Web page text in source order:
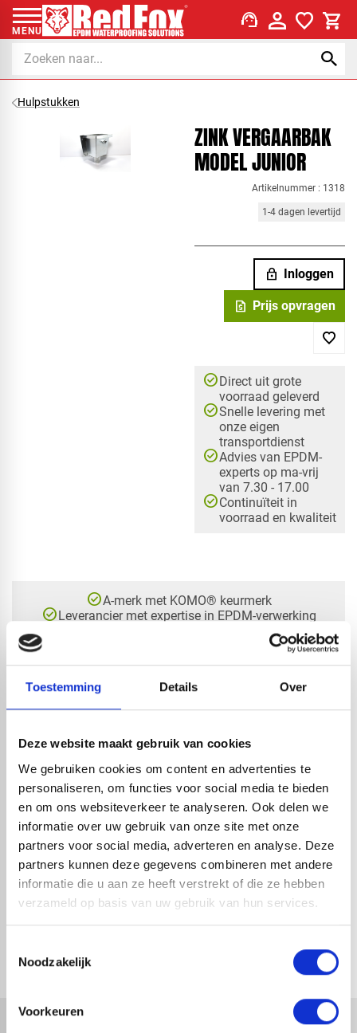
Toestemming Details Over
Deze website maakt gebruik van cookies
We gebruiken cookies om content en advertenties te
personaliseren, om functies voor social media te bieden
en om ons websiteverkeer te analyseren. Ook delen we
informatie over uw gebruik van onze site met onze
partners voor social media, adverteren en analyse. Deze
partners kunnen deze gegevens combineren met andere
informatie die u aan ze heeft verstrekt of die ze hebben
verzameld op basis van uw gebruik van hun services.
Noodzakelijk
Voorkeuren
MENU support_agent
Hulpstukken
ZINK VERGAARBAK
MODEL JUNIOR
Artikelnummer : 1318
1-4 dagen levertijd
lock Inloggen
request_quote Prijs opvragen
check_circleDirect uit grote
voorraad geleverd
check_circleSnelle levering met
onze eigen
transportdienst
check_circleAdvies van EPDM-
experts op ma-vrij
van 7.30 - 17.00
check_circleContinuïteit in
voorraad en kwaliteit
check_circleA-merk met KOMO® keurmerk
check_circleLeverancier met expertise in EPDM-verwerking
HANDIG OM ER BIJ TE KOPEN
T-STUK ZINK 45 GRADEN (Ø80
X 80 X 80 MM)
T-STUK ZINK 85 GRADEN (Ø80
X 80 X 80 MM)